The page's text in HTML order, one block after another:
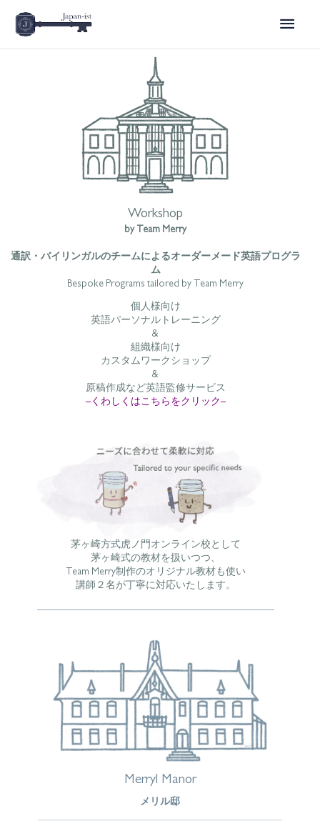
Main
Menu
Workshop
by Team Merry
通訳・バイリンガルのチームによるオーダーメード英語プログラ
ム
Bespoke Programs tailored by Team Merry
個人様向け
英語パーソナルトレーニング
&
組織様向け
カスタムワークショップ
&
原稿作成など英語監修サービス
–くわしくはこちらをクリック–
茅ヶ崎方式虎ノ門オンライン校として
茅ヶ崎式の教材を扱いつつ、
Team Merry制作のオリジナル教材も使い
講師２名が丁寧に対応いたします。
Merryl Manor
メリル邸